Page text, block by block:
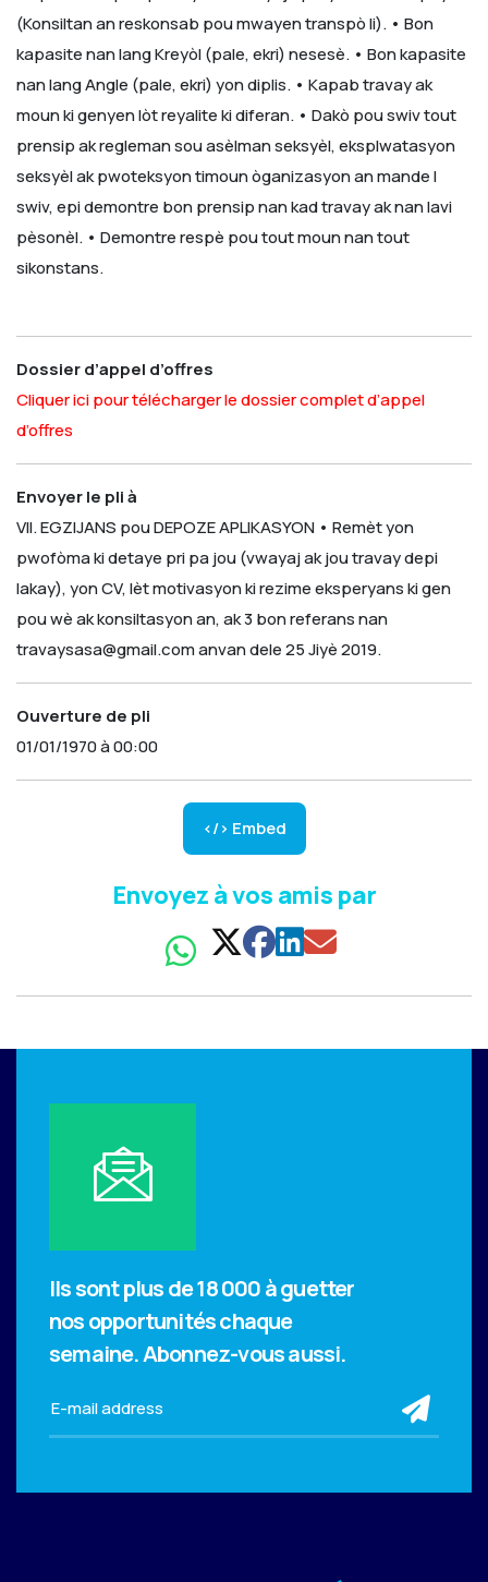
(Konsiltan an reskonsab pou mwayen transpò li). • Bon
kapasite nan lang Kreyòl (pale, ekri) nesesè. • Bon kapasite
nan lang Angle (pale, ekri) yon diplis. • Kapab travay ak
moun ki genyen lòt reyalite ki diferan. • Dakò pou swiv tout
prensip ak regleman sou asèlman seksyèl, eksplwatasyon
seksyèl ak pwoteksyon timoun òganizasyon an mande l
swiv, epi demontre bon prensip nan kad travay ak nan lavi
pèsonèl. • Demontre respè pou tout moun nan tout
sikonstans.
Dossier d’appel d’offres
Cliquer ici pour télécharger le dossier complet d’appel
d’offres
Envoyer le pli à
VII. EGZIJANS pou DEPOZE APLIKASYON • Remèt yon
pwofòma ki detaye pri pa jou (vwayaj ak jou travay depi
lakay), yon CV, lèt motivasyon ki rezime eksperyans ki gen
pou wè ak konsiltasyon an, ak 3 bon referans nan
travaysasa@gmail.com anvan dele 25 Jiyè 2019.
Ouverture de pli
01/01/1970 à 00:00
</> Embed
Envoyez à vos amis par
Ils sont plus de 18 000 à guetter
nos opportunités chaque
semaine.Abonnez-vous aussi.